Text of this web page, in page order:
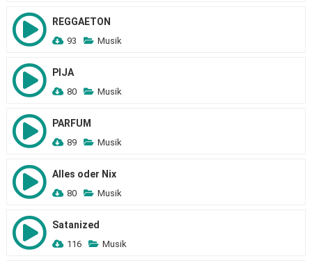
REGGAETON
93 Musik
PIJA
80 Musik
PARFUM
89 Musik
Alles oder Nix
80 Musik
Satanized
116 Musik